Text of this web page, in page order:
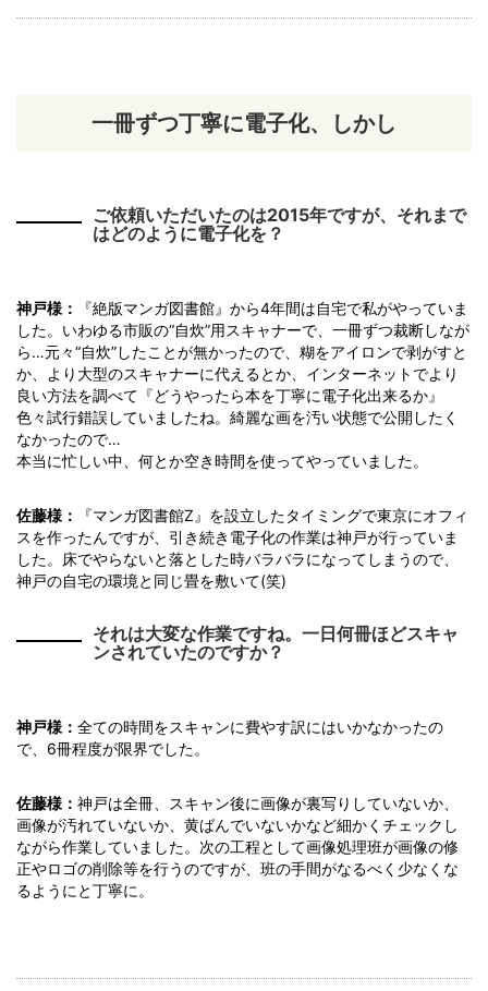
一冊ずつ丁寧に電子化、しかし
ご依頼いただいたのは2015年ですが、それまで
はどのように電子化を？
神戸様：
『絶版マンガ図書館』から4年間は自宅で私がやっていま
した。いわゆる市販の“自炊”用スキャナーで、一冊ずつ裁断しなが
ら…元々“自炊”したことが無かったので、糊をアイロンで剥がすと
か、より大型のスキャナーに代えるとか、インターネットでより
良い方法を調べて『どうやったら本を丁寧に電子化出来るか』
色々試行錯誤していましたね。綺麗な画を汚い状態で公開したく
なかったので…
本当に忙しい中、何とか空き時間を使ってやっていました。
佐藤様：
『マンガ図書館Z』を設立したタイミングで東京にオフィ
スを作ったんですが、引き続き電子化の作業は神戸が行っていま
した。床でやらないと落とした時バラバラになってしまうので、
神戸の自宅の環境と同じ畳を敷いて(笑)
それは大変な作業ですね。一日何冊ほどスキャ
ンされていたのですか？
神戸様： 全ての時間をスキャンに費やす訳にはいかなかったの
で、6冊程度が限界でした。
佐藤様： 神戸は全冊、スキャン後に画像が裏写りしていないか、
画像が汚れていないか、黄ばんでいないかなど細かくチェックし
ながら作業していました。次の工程として画像処理班が画像の修
正やロゴの削除等を行うのですが、班の手間がなるべく少なくな
るようにと丁寧に。